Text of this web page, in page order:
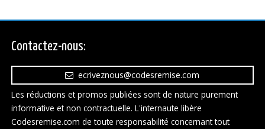
Contactez-nous:
ecriveznous@codesremise.com
Les réductions et promos publiées sont de nature purement
informative et non contractuelle. L'internaute libère
Codesremise.com de toute responsabilité concernant tout